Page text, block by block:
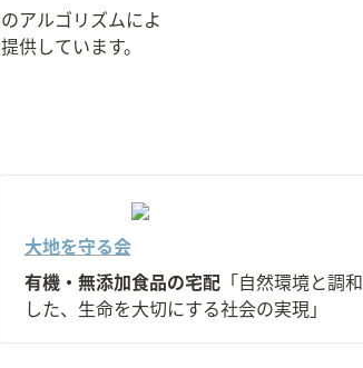
アルゴリズムによ
供しています。
大地を守る会
有機・無添加食品の宅配「自然環境と調和
した、生命を大切にする社会の実現」